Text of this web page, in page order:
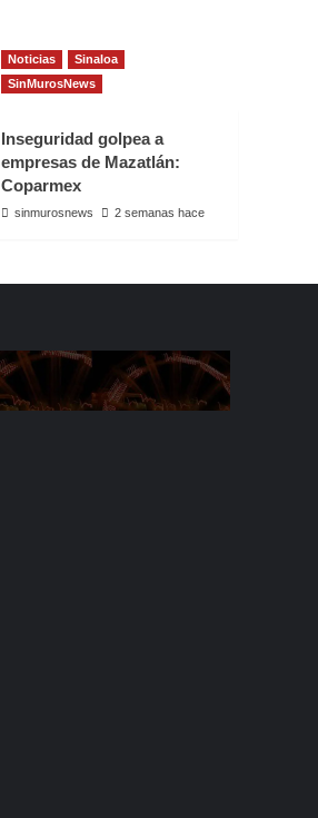
Noticias
Sinaloa
SinMurosNews
Inseguridad golpea a
empresas de Mazatlán:
Coparmex
sinmurosnews 2 semanas hace